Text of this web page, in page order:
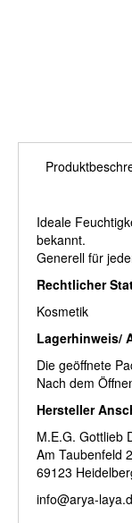
Ideale
bekannt.
Generell für
Rechtlicher
Kosmetik
Lagerhinweis/
Die geöffnete
Nach dem
Hersteller
M.E.G. Gottlieb
Am Taubenfeld
69123
info@arya-